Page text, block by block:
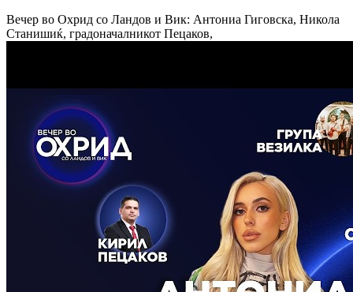
Вечер во Охрид со Ландов и Вик: Антониа Гиговска, Никола
Станишиќ, градоначалникот Пецаков,